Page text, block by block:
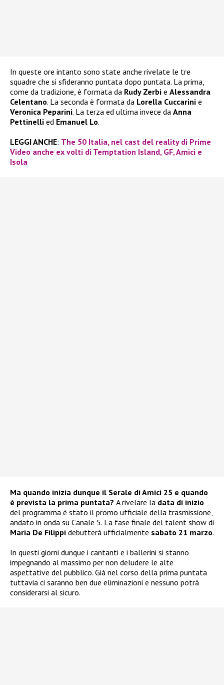
In queste ore intanto sono state anche rivelate le tre
squadre che si sfideranno puntata dopo puntata. La prima,
come da tradizione, è formata da Rudy Zerbi e Alessandra
Celentano. La seconda è formata da Lorella Cuccarini e
Veronica Peparini. La terza ed ultima invece da Anna
Pettinelli ed Emanuel Lo.
LEGGI ANCHE: The 50 Italia, nel cast del reality di Prime
Video anche ex volti di Temptation Island, GF, Amici e
Isola
Ma quando inizia dunque il Serale di Amici 25 e quando
è prevista la prima puntata? A rivelare la data di inizio
del programma è stato il promo ufficiale della trasmissione,
andato in onda su Canale 5. La fase finale del talent show di
Maria De Filippi debutterà ufficialmente sabato 21 marzo.
In questi giorni dunque i cantanti e i ballerini si stanno
impegnando al massimo per non deludere le alte
aspettative del pubblico. Già nel corso della prima puntata
tuttavia ci saranno ben due eliminazioni e nessuno potrà
considerarsi al sicuro.